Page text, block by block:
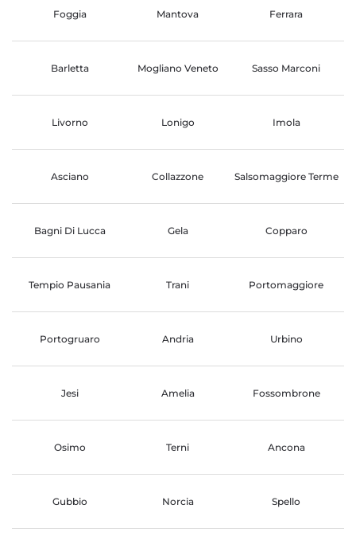
Foggia Mantova Ferrara
Barletta Mogliano Veneto Sasso Marconi
Livorno Lonigo Imola
Asciano Collazzone Salsomaggiore Terme
Bagni Di Lucca Gela Copparo
Tempio Pausania Trani Portomaggiore
Portogruaro Andria Urbino
Jesi Amelia Fossombrone
Osimo Terni Ancona
Gubbio Norcia Spello